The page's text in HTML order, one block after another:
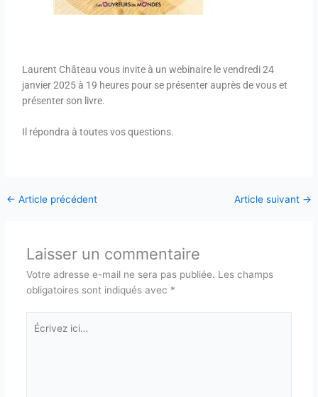
Laurent Château vous invite à un webinaire le vendredi 24
janvier 2025 à 19 heures pour se présenter auprès de vous et
présenter son livre.
Il répondra à toutes vos questions.
← Article précédent Article suivant →
Laisser un commentaire
Votre adresse e-mail ne sera pas publiée. Les champs
obligatoires sont indiqués avec *
Écrivez
ici…